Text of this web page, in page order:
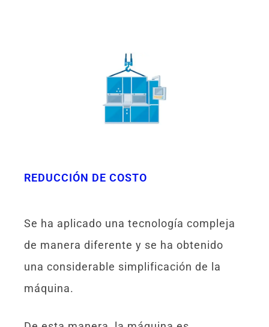
REDUCCIÓN DE COSTO
Se ha aplicado una tecnología compleja
de manera diferente y se ha obtenido
una considerable simplificación de la
máquina.